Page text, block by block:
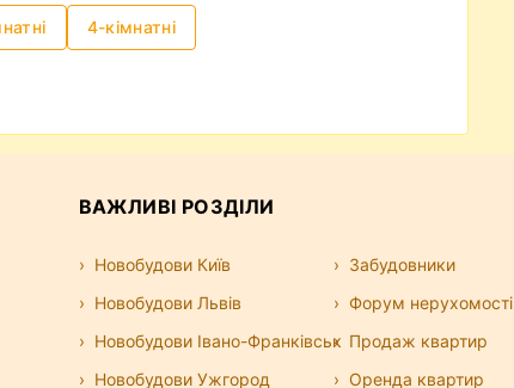
4-кімнатні
ВАЖЛИВІ РОЗДІЛИ
Новобудови Київ
Новобудови Львів
Новобудови Івано-Франківськ
Новобудови Ужгород
Забудовники
Форум нерухомості
Продаж квартир
Оренда квартир